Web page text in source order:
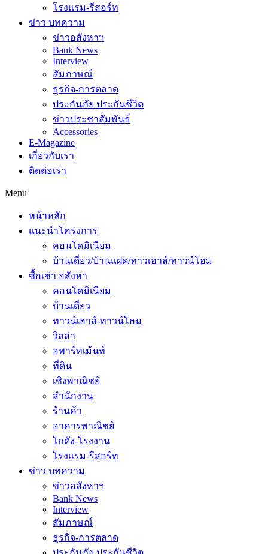
โรงแรม-รีสอร์ท
ข่าว บทความ
ข่าวอสังหาฯ
Bank News
Interview
สัมภาษณ์
ธุรกิจ-การตลาด
ประกันภัย ประกันชีวิต
ข่าวประชาสัมพันธ์
Accessories
E-Magazine
เกี่ยวกับเรา
ติดต่อเรา
Menu
หน้าหลัก
แนะนำโครงการ
คอนโดมิเนียม
บ้านเดี่ยว/บ้านแฝด/ทาวเฮาส์/ทาวน์โฮม
ซื้อเช่า อสังหา
คอนโดมิเนียม
บ้านเดี่ยว
ทาวน์เฮาส์-ทาวน์โฮม
วิลล่า
อพาร์ทเม้นท์
ที่ดิน
เชิงพาณิชย์
สำนักงาน
ร้านค้า
อาคารพาณิชย์
โกดัง-โรงงาน
โรงแรม-รีสอร์ท
ข่าว บทความ
ข่าวอสังหาฯ
Bank News
Interview
สัมภาษณ์
ธุรกิจ-การตลาด